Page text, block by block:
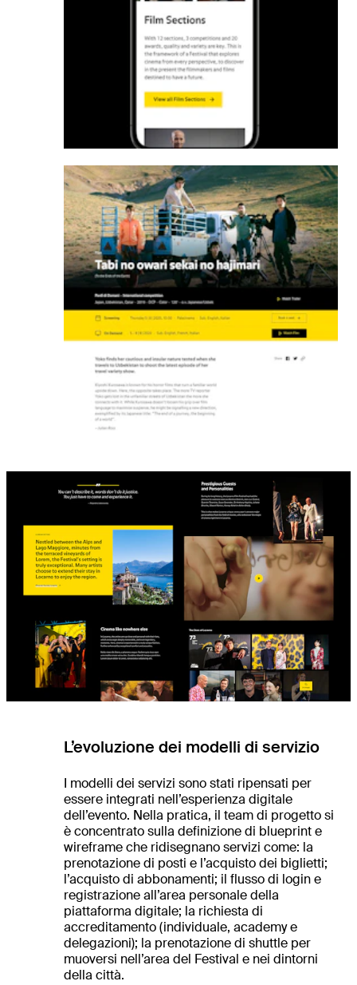
L’evoluzione dei modelli di servizio
I modelli dei servizi sono stati ripensati per
essere integrati nell’esperienza digitale
dell’evento. Nella pratica, il team di progetto si
è concentrato sulla definizione di blueprint e
wireframe che ridisegnano servizi come: la
prenotazione di posti e l’acquisto dei biglietti;
l’acquisto di abbonamenti; il flusso di login e
registrazione all’area personale della
piattaforma digitale; la richiesta di
accreditamento (individuale, academy e
delegazioni); la prenotazione di shuttle per
muoversi nell’area del Festival e nei dintorni
della città.